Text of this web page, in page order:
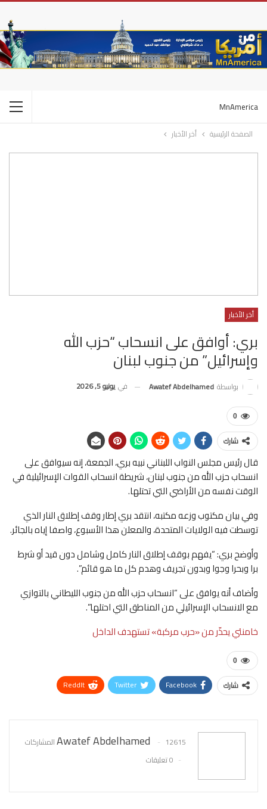
MnAmerica
الصفحة الرئيسية أخر الأخبار
أخر الأخبار
بري: أوافق على انسحاب “حزب الله
وإسرائيل” من جنوب لبنان
بواسطة Awatef Abdelhamed في يونيو 5, 2026
0
شارك
قال رئيس مجلس ​النواب اللبناني نبيه ⁠بري، الجمعة، إنه سيوافق على
انسحاب حزب الله ​من جنوب لبنان، شريطة ‌انسحاب القوات الإسرائيلية في
الوقت نفسه من ‌الأراضي ‌التي تحتلها.
وفي بيان مكتوب وزعه مكتبه، انتقد بري إطار وقف إطلاق ‌النار الذي
توسطت ‌فيه ⁠الولايات المتحدة، والمعلن هذا الأسبوع، واصفا إياه بالجائر.
وأوضح بري: “يفهم بوقف إطلاق ⁠النار ‌كامل وشامل دون ⁠قيد أو شرط
برا وبحرا وجوا ⁠وبدون تجريف وهدم كل ​ما هو ⁠قائم”.
وأضاف أنه ​يوافق على “انسحاب حزب الله من جنوب ​الليطاني بالتوازي
مع الانسحاب الإسرائيلي من المناطق التي احتلها”.
خامنئي يحذّر من «حرب مركبة» تستهدف الداخل
0
شارك Facebook
Twitter
ReddIt
Awatef Abdelhamed
12615 المشاركات
0 تعليقات